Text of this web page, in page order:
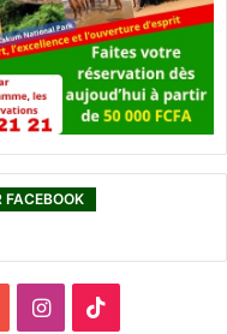
FACEBOOK
I